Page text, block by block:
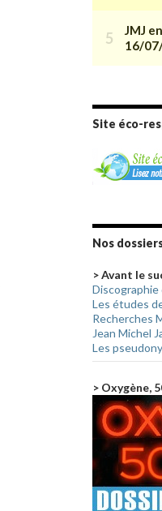
Site éco-
Nos
> Avant le
Discographie
Les études
Recherches
Jean Michel
Les
> Oxygène,